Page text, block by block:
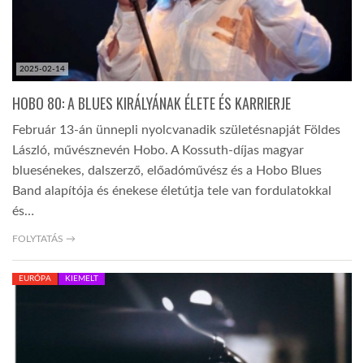
2025-02-14
HOBO 80: A BLUES KIRÁLYÁNAK ÉLETE ÉS KARRIERJE
Február 13-án ünnepli nyolcvanadik születésnapját Földes
László, művésznevén Hobo. A Kossuth-díjas magyar
bluesénekes, dalszerző, előadóművész és a Hobo Blues
Band alapítója és énekese életútja tele van fordulatokkal
és…
FOLYTATÁS →
EURÓPA KIEMELT